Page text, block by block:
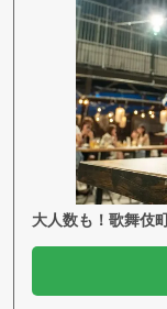
大人数も！歌舞伎